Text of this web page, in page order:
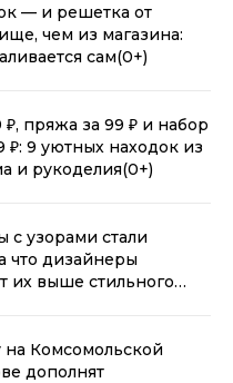
— и решетка от
чем из магазина:
сам(0+)
пряжа за 99 ₽ и набор
₽: 9 уютных находок из
и рукоделия(0+)
с узорами стали
что дизайнеры
их выше стильного
Комсомольской
дополнят